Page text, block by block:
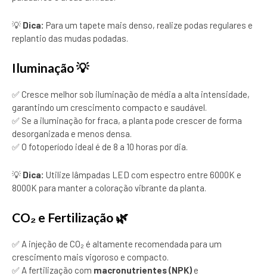
💡 Dica: Para um tapete mais denso, realize podas regulares e
replantio das mudas podadas.
Iluminação 💡
✅ Cresce melhor sob iluminação de média a alta intensidade,
garantindo um crescimento compacto e saudável.
✅ Se a iluminação for fraca, a planta pode crescer de forma
desorganizada e menos densa.
✅ O fotoperíodo ideal é de 8 a 10 horas por dia.
💡 Dica: Utilize lâmpadas LED com espectro entre 6000K e
8000K para manter a coloração vibrante da planta.
CO₂ e Fertilização 🌿
✅ A injeção de CO₂ é altamente recomendada para um
crescimento mais vigoroso e compacto.
✅ A fertilização com macronutrientes (NPK)e